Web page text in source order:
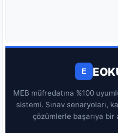
E
MEB müfredatına %100
sistemi. Sınav senaryoları,
çözümlerle başarıya bir